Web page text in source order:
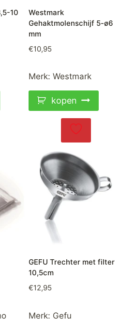
10
Westmark
Gehaktmolenschijf 5-ø6
mm
€10,95
Merk: Westmark
kopen
GEFU Trechter met filter
10,5cm
€12,95
Merk: Gefu